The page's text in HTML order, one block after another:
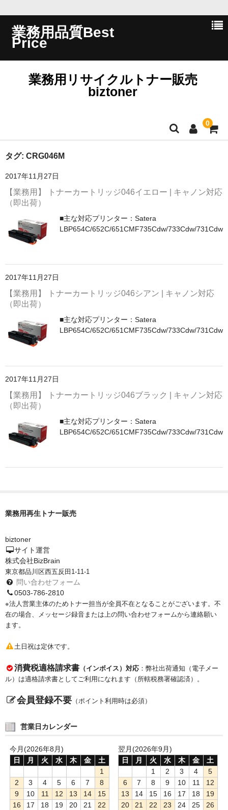
業務用品質Best
Price
業務用リサイクルトナー販売
biztoner
0
ホーム
会員ログイン
会社概要
問い合わせ
PrivacyPolicy
よくある質問
保証受付中
トナー・ドラム交換・修理
プリンタ補償
貴社都合返品
動画で分かる
購入ガイド
トナーの種類と比較
リサイクルトナーの評価
リサイクルトナーの選び方
リサイクルトナーを使える会社、使えない会社
全国発送・送料無料
印字枚数について
対応プリンターメーカー
見積書発行依頼
なぜ業務用を選ぶべき？
タグ: CRG046M
2017年11月27日
【業務用】 トナーカートリッジ046イエロー | キャノン対応
（即出荷）
■主な対応プリンター：Satera
LBP654C/652C/651CMF735Cdw/733Cdw/731Cdw
2017年11月27日
【業務用】 トナーカートリッジ046シアン | キャノン対応
（即出荷）
■主な対応プリンター：Satera
LBP654C/652C/651CMF735Cdw/733Cdw/731Cdw
2017年11月27日
【業務用】 トナーカートリッジ046ブラック | キャノン対応
（即出荷）
■主な対応プリンター：Satera
LBP654C/652C/651CMF735Cdw/733Cdw/731Cdw
業務用再生トナー販売
biztoner
サイト運営
株式会社BizBrain
東京都品川区西五反田1-11-1
問い合わせフォーム
0503-786-2810
※法人営業主体のためトナー担当が全員不在となることがございます。不
在の場合、メッセージ録音または上の問い合わせフォームから連絡願い
ます。
土日祝は定休です。
消費税適格請求書 （インボイス）対応 ：弊社出荷通知（電子メー
ル）は適格請求書としてご利用になれます（所轄税務署確認済）。
会員登録不要 （ポイント利用時は必須）
営業日カレンダー
今月(2026年8月)
日
月 火 水 木 金
土
1
2
3 4 5 6 7
8
9
10 11 12 13 14
15
16
17 18 19 20 21
22
翌月(2026年9月)
日
月 火 水 木 金
土
1
2 3 4
5
6
7 8 9 10 11
12
13
14 15 16 17 18
19
20
21 22 23 24 25
26